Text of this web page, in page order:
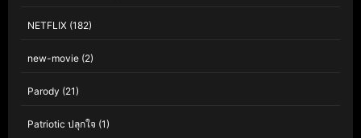
NETFLIX (182)
new-movie (2)
Parody (21)
Patriotic ปลุกใจ (1)